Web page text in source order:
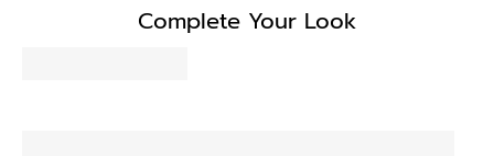
Complete Your Look